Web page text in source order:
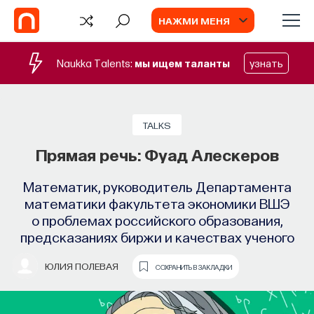
НАЖМИ МЕНЯ
Naukka Talents: мы ищем таланты узнать
TALKS
Прямая речь: Фуад Алескеров
Математик, руководитель Департамента
математики факультета экономики ВШЭ
о проблемах российского образования,
предсказаниях биржи и качествах ученого
ЮЛИЯ ПОЛЕВАЯ СОХРАНИТЬ В ЗАКЛАДКИ
Философский поиск: начала
Как философия помогает составлять
собственное мнение о происходящем
в мире?
ПОСТНАУКА СОХРАНИТЬ В ЗАКЛАДКИ